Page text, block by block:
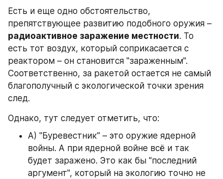
Есть и еще одно обстоятельство,
радиоактивное заражение местности. То
есть тот воздух, который соприкасается с
реактором – он становится "зараженным".
Соответственно, за ракетой остается не самый
благополучный с экологической точки зрения
след.
Однако, тут следует отметить, что:
А) "Буревестник" – это оружие ядерной
войны. А при ядерной войне всё и так
будет заражено. Это как бы "последний
аргумент", который на экологию точно не